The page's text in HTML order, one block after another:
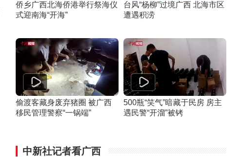
侨乡广西北海侨港举行祭海仪
式迎南海“开海”
台风“杨柳”过境广西 北海市区
遭遇积涝
偷渡客藏身废弃猪圈 被广西
移民管理警察“一锅端”
500瓶“笑气”暗藏于民房 房主
遇民警“开溜”被铐
中新社记者看广西